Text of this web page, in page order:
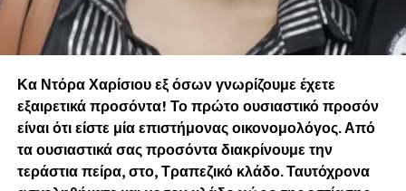
Κα Ντόρα Χαρίσιου εξ όσων γνωρίζουμε έχετε
εξαιρετικά προσόντα! Το πρώτο ουσιαστικό προσόν
είναι ότι είστε μία επιστήμονας οικονομολόγος. Από
τα ουσιαστικά σας προσόντα διακρίνουμε την
τεράστια πείρα, στο, Τραπεζικό κλάδο. Ταυτόχρονα